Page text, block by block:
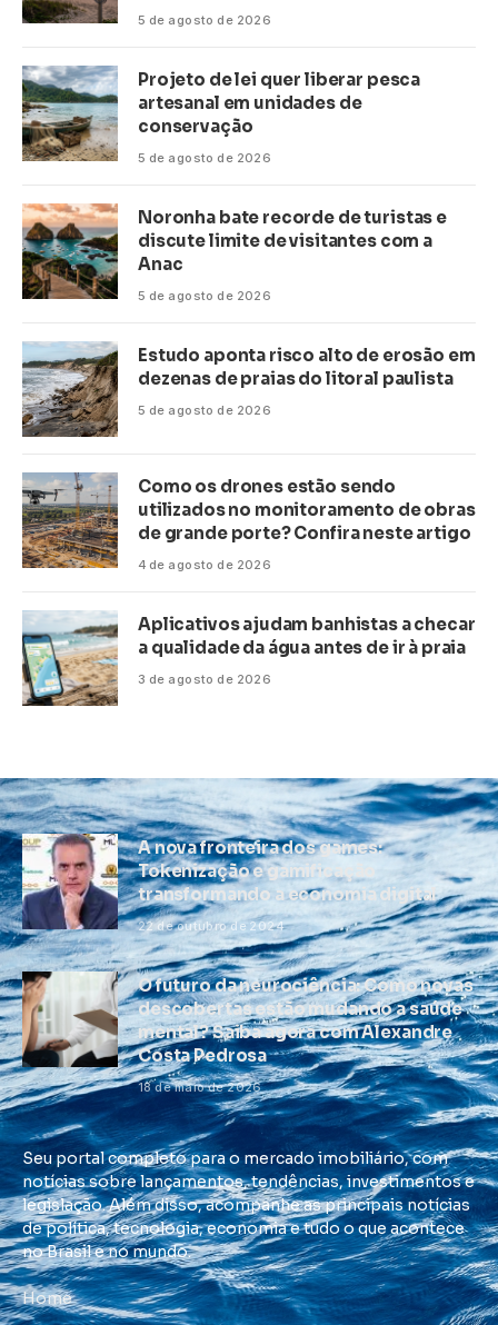
5 de agosto de 2026
Projeto de lei quer liberar pesca
artesanal em unidades de
conservação
5 de agosto de 2026
Noronha bate recorde de turistas e
discute limite de visitantes com a
Anac
5 de agosto de 2026
Estudo aponta risco alto de erosão em
dezenas de praias do litoral paulista
5 de agosto de 2026
Como os drones estão sendo
utilizados no monitoramento de obras
de grande porte? Confira neste artigo
4 de agosto de 2026
Aplicativos ajudam banhistas a checar
a qualidade da água antes de ir à praia
3 de agosto de 2026
A nova fronteira dos games:
Tokenização e gamificação
transformando a economia digital
22 de outubro de 2024
O futuro da neurociência: Como novas
descobertas estão mudando a saúde
mental? Saiba agora com Alexandre
Costa Pedrosa
18 de maio de 2026
Seu portal completo para o mercado imobiliário, com
notícias sobre lançamentos, tendências, investimentos e
legislação. Além disso, acompanhe as principais notícias
de política, tecnologia, economia e tudo o que acontece
no Brasil e no mundo.
Home